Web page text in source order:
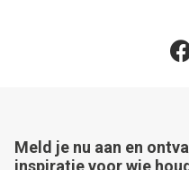
Meld je nu aan en
inspiratie voor wie